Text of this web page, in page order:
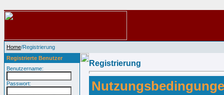
Home/Registrierung
Registrierte Benutzer
Benutzername:
Passwort:
Registrierung